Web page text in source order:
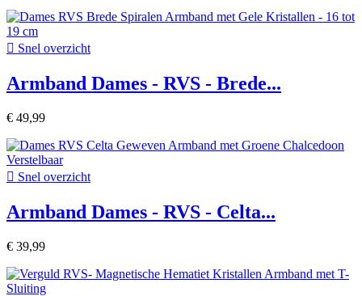
 Snel overzicht
Armband Dames - RVS - Brede...
€ 49,99
 Snel overzicht
Armband Dames - RVS - Celta...
€ 39,99